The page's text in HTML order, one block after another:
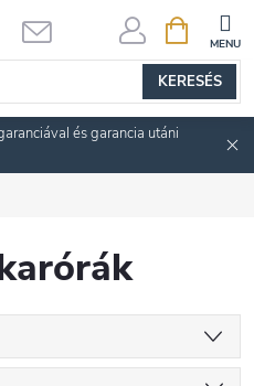
KERESÉS
KOSÁR
és garancia utáni